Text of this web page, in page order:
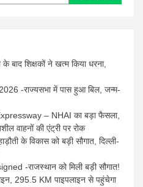
बाद शिक्षकों ने खत्म किया धरना,
-राज्यसभा में पास हुआ बिल, जन्म-
– NHAI का बड़ा फैसला,
वाहनों की एंट्री पर रोक
के विकास को बड़ी सौगात, दिल्ली-
-राजस्थान को मिली बड़ी सौगात!
295.5 KM पाइपलाइन से पहुंचेगा